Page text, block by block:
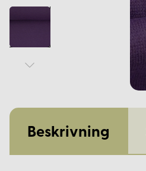
Beskrivning